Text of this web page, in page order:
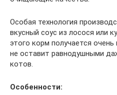
Особая технология
вкусный соус из лосося или
этого корм получается
не оставит равнодушными
котов.
Особенности: